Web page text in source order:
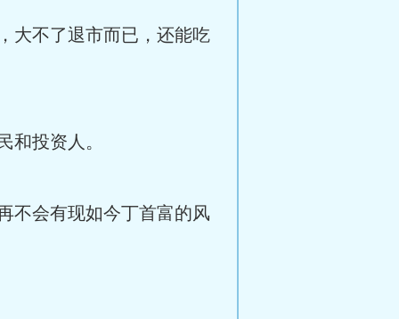
大不了退市而已，还能吃
投资人。
不会有现如今丁首富的风